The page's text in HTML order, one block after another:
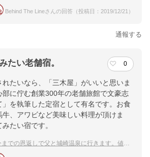
Behind The Lineさんの回答（投稿日：2019/12/21）
通報する
たい老舗宿。 0
たいなら、「三木屋」がいいと思いま
に佇む創業300年の老舗旅館で文豪志
を執筆した定宿として有名です。お食
、アワビなど美味しい料理が頂けま
たい宿です。
の恩返しで父と城崎温泉に行きます。値段は少し高めでもいいのでおすすめの温泉宿ってありますか？